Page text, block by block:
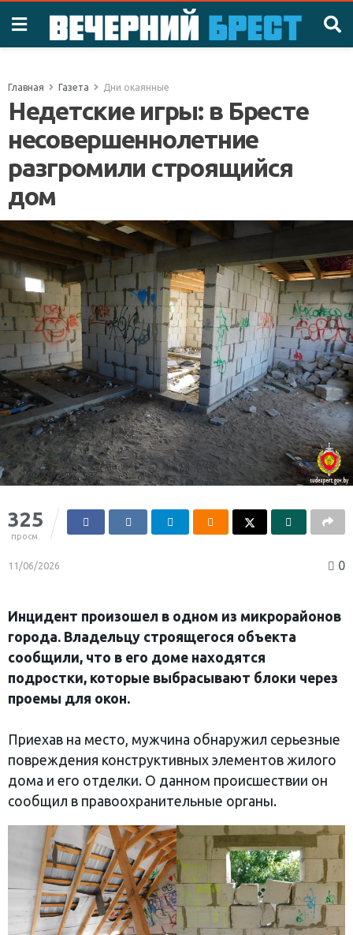
Главная Газета Дни окаянные
Недетские игры: в Бресте
несовершеннолетние
разгромили строящийся
дом
325
просм.
11/06/2026 0
Инцидент произошел в одном из микрорайонов
города. Владельцу строящегося объекта
сообщили, что в его доме находятся
подростки, которые выбрасывают блоки через
проемы для окон.
Приехав на место, мужчина обнаружил серьезные
повреждения конструктивных элементов жилого
дома и его отделки. О данном происшествии он
сообщил в правоохранительные органы.